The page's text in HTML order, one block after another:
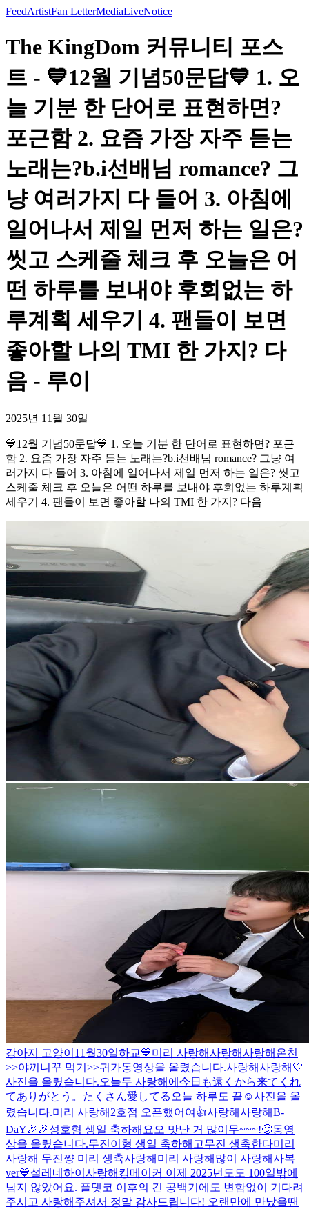
FeedArtistFan LetterMediaLiveNotice
The KingDom 커뮤니티 포스
트 - 💙12월 기념50문답💙 1. 오
늘 기분 한 단어로 표현하면?
포근함 2. 요즘 가장 자주 듣는
노래는?b.i선배님 romance? 그
냥 여러가지 다 들어 3. 아침에
일어나서 제일 먼저 하는 일은?
씻고 스케줄 체크 후 오늘은 어
떤 하루를 보내야 후회없는 하
루계획 세우기 4. 팬들이 보면
좋아할 나의 TMI 한 가지? 다
음 - 루이
2025년 11월 30일
💙12월 기념50문답💙 1. 오늘 기분 한 단어로 표현하면? 포근
함 2. 요즘 가장 자주 듣는 노래는?b.i선배님 romance? 그냥 여
러가지 다 들어 3. 아침에 일어나서 제일 먼저 하는 일은? 씻고
스케줄 체크 후 오늘은 어떤 하루를 보내야 후회없는 하루계획
세우기 4. 팬들이 보면 좋아할 나의 TMI 한 가지? 다음
강아지 고양이 11월30일하교💙미리 사랑해사랑해사랑해 온천
>>야끼니꾸 먹기>>귀가동영상을 올렸습니다.사랑해사랑해 🤍
사진을 올렸습니다.오늘두 사랑해에 今日も遠くから来てくれ
てありがとう。たくさん愛してる 오늘 하루도 끝☺️사진을 올
렸습니다.미리 사랑해 2호점 오픈했어여👍사랑해사랑해B-
DaY🎉🎉성호형 생일 축하해요오 맛난 거 많이무~~~!🙂동영
상을 올렸습니다.무진이형 생일 축하해 고무진 생축한다미리
사랑해 무진쨩 미리 생츅사랑해 미리 사랑해 많이 사랑해사복
ver💙설레네 하이 사랑해 킹메이커 이제 2025년도도 100일밖에
남지 않았어요. 플댓코 이후의 긴 공백기에도 변함없이 기다려
주시고 사랑해주셔서 정말 감사드립니다! 오랜만에 만났을땐